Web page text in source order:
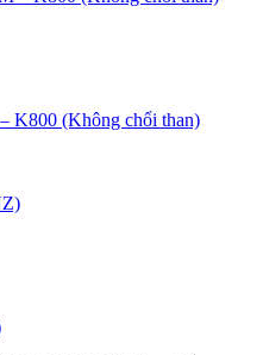
K800 (Không chổi than)